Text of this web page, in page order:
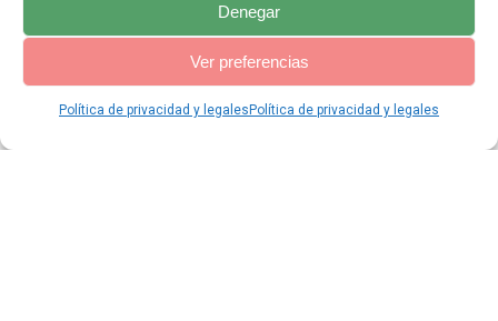
Denegar
Ver preferencias
Política de privacidad y legales Política de privacidad y legales